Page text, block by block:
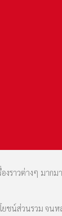
ราวต่างๆ มาก
ชน์ส่วนรวม จน